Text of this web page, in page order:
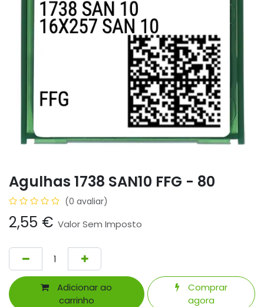
Agulhas 1738 SAN10 FFG - 80
(0 avaliar)
2,55 € Valor Sem Imposto
Adicionar ao
carrinho
Comprar
agora